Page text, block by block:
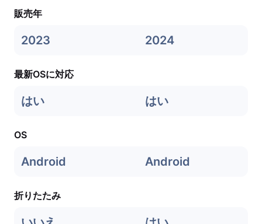
販売年
2023 2024
最新OSに対応
はい はい
OS
Android Android
折りたたみ